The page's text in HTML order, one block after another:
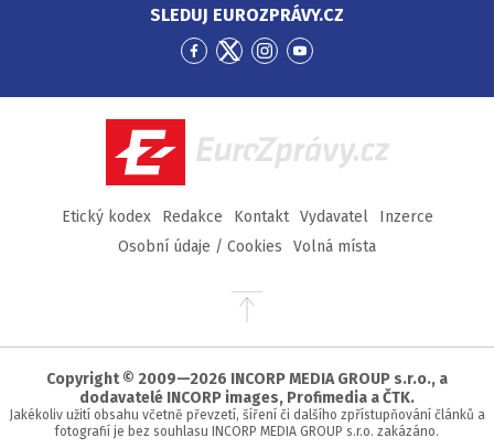
SLEDUJ EUROZPRÁVY.CZ
Přejít
Facebook
Přejít
Twitter
Přejít
Instagram
Přejít
YouTube
EuroZprávy.cz
Etický kodex Redakce Kontakt Vydavatel
Inzerce
Osobní údaje / Cookies
Volná místa
Přejít
stránky
Copyright © 2009—2026 INCORP MEDIA GROUP s.r.o., a
dodavatelé INCORP images, Profimedia a ČTK.
Jakékoliv užití obsahu včetně převzetí, šíření či dalšího zpřístupňování článků a
fotografií je bez souhlasu INCORP MEDIA GROUP s.r.o. zakázáno.